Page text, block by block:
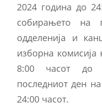
2024 година до
собирањето на
одделенија и
изборна комисија
8:00 часот до
последниот ден
24:00 часот.